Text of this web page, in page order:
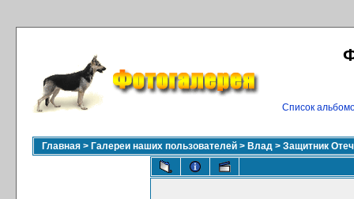
Список
Главная > Галереи наших пользователей > Влад > Защитник